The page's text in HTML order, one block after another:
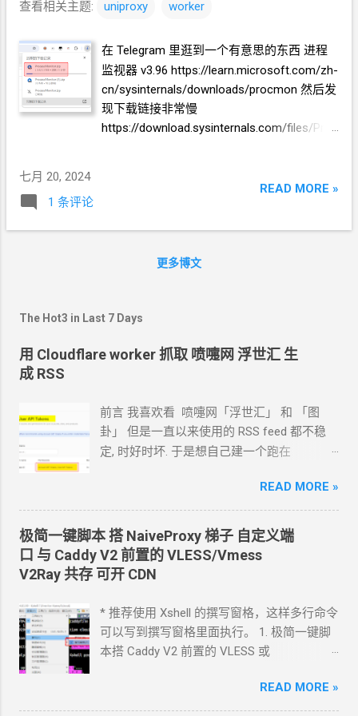
查看相关主题: uniproxy worker
在 Telegram 里逛到一个有意思的东西 进程
监视器 v3.96 https://learn.microsoft.com/zh-
cn/sysinternals/downloads/procmon 然后发
现下载链接非常慢
https://download.sysinternals.com/files/Proc
filebrowser 提供
七月 20, 2024
1 条评论
READ MORE »
更多博文
The Hot3 in Last 7 Days
用 Cloudflare worker 抓取 喷嚏网 浮世汇 生
成 RSS
前言 我喜欢看 喷嚏网「浮世汇」 和 「图
卦」 但是一直以来使用的 RSS feed 都不稳
定, 时好时坏. 于是想自己建一个跑在
Hermes 对接 grok-4.5 下面的引用框里面都是
我发给 Agent 的自然语言 我要创建一个
cloudflare 的 API token, 这个 token 有最大的
权限, 可以用来创建各种小权限的 API token.
告诉我应该怎样一步一步操作. * 我的
以截图发给 Agent 问应该点哪里. 如果你的
Agent 跑在你自己电脑上, 你让 Agent 自己操
作电脑的浏览器就行了. 你应该创建这么一个
cloudflare
READ MORE »
极简一键脚本 搭 NaiveProxy梯子 自定义端
口 与 Caddy V2 前置的VLESS/Vmess
V2Ray共存 可开 CDN
* 推荐使用 Xshell 的撰写窗格，这样多行命令
可以写到撰写窗格里面执行。 1. 极简一键脚
本搭 Caddy V2 前置的 VLESS 或
关掉 bash
<(curl -L
READ MORE »